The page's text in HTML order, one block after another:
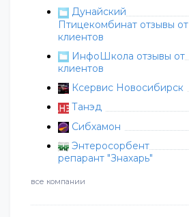
Дунайский
Птицекомбинат отзывы от
клиентов
ИнфоШкола отзывы от
клиентов
Ксервис Новосибирск
Танэд
Сибхамон
Энтеросорбент
репарант "Знахарь"
все компании